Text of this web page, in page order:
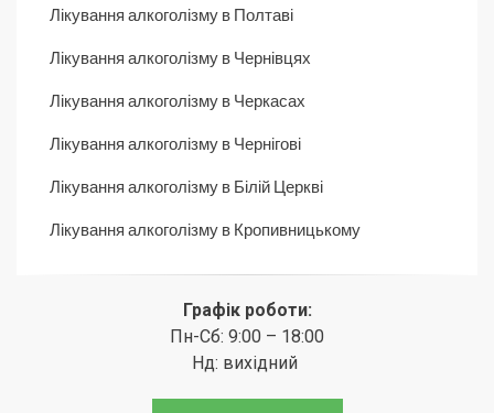
Лікування алкоголізму в Полтаві
Лікування алкоголізму в Чернівцях
Лікування алкоголізму в Черкасах
Лікування алкоголізму в Чернігові
Лікування алкоголізму в Білій Церкві
Лікування алкоголізму в Кропивницькому
Графік роботи:
Пн-Сб: 9:00 – 18:00
Нд: вихідний